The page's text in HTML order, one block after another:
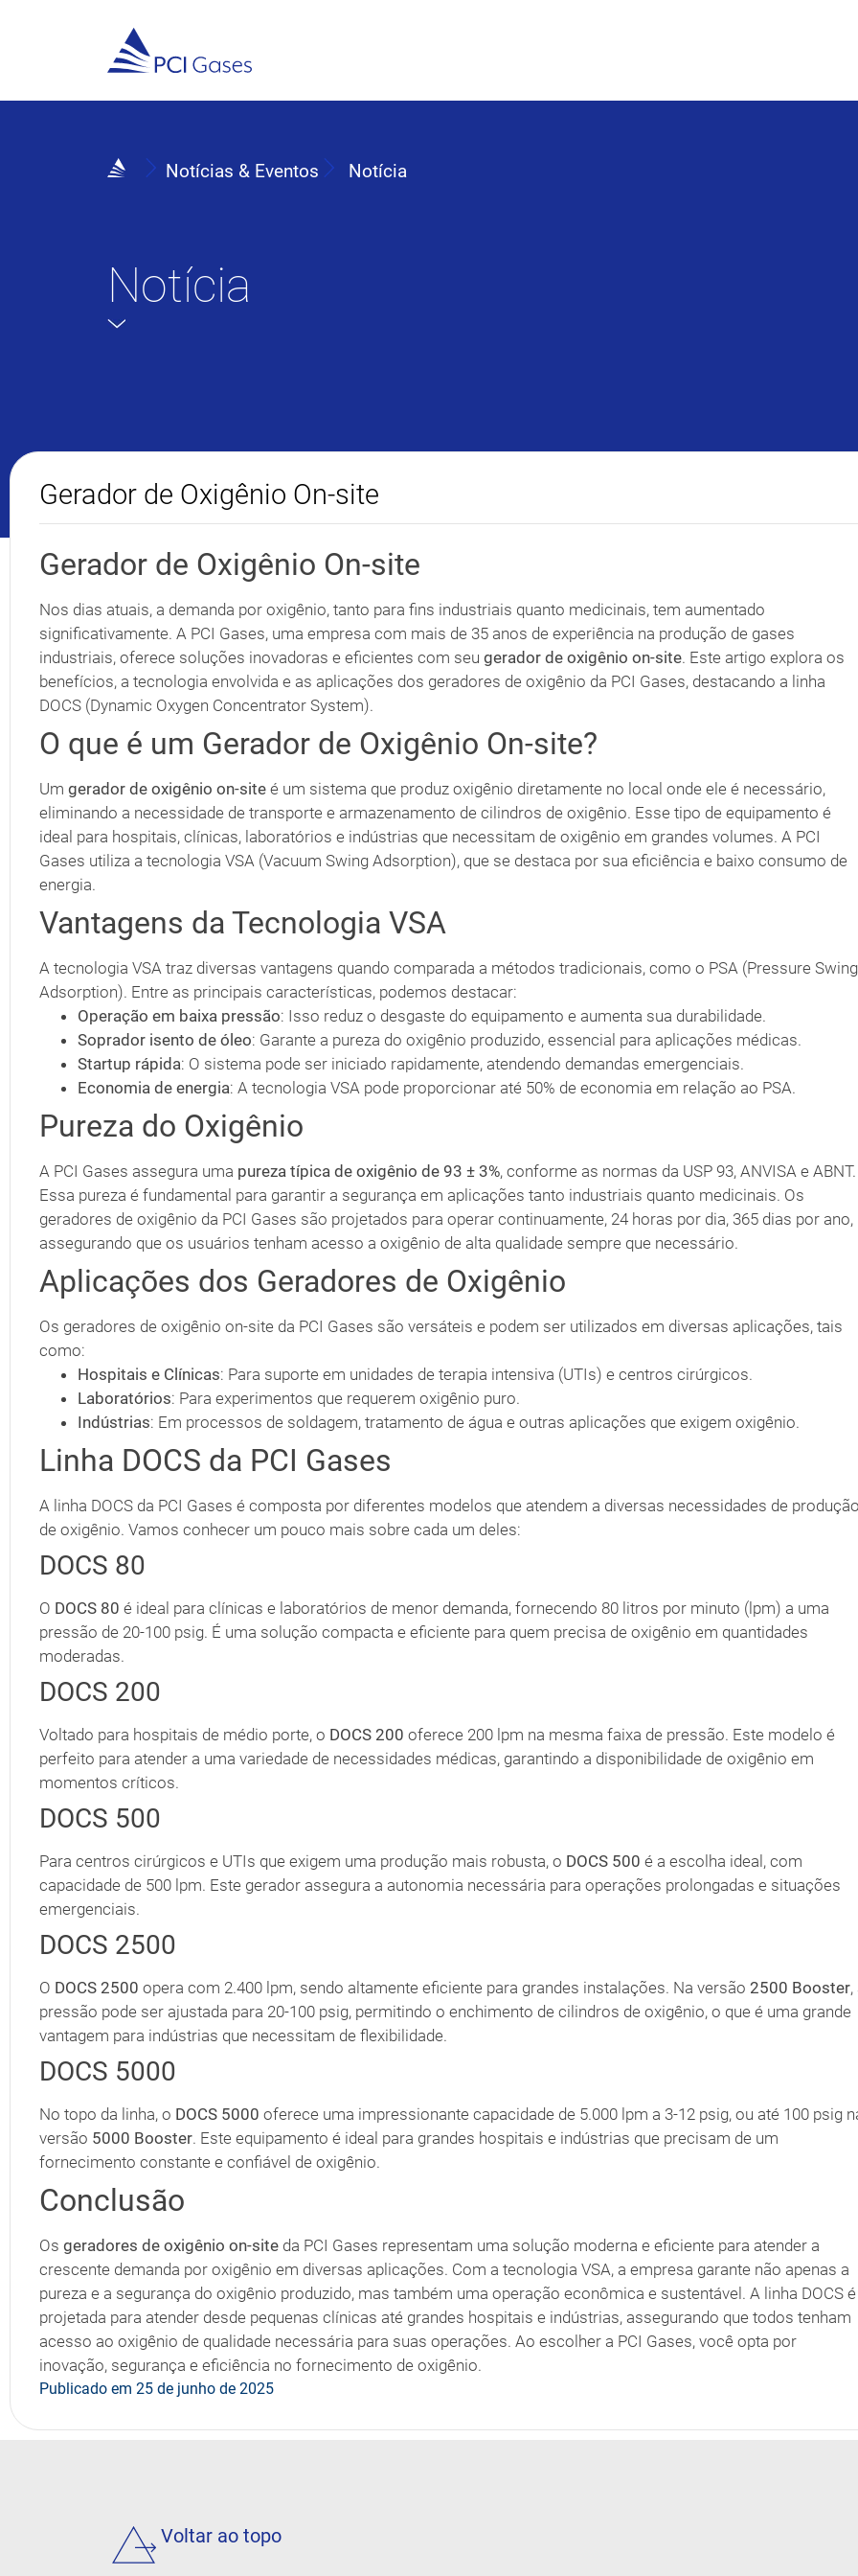
Notícias & Eventos Notícia
Notícia
Gerador de Oxigênio On-site
Gerador de Oxigênio On-site
Nos dias atuais, a demanda por oxigênio, tanto para fins industriais quanto medicinais, tem aumentado
significativamente. A PCI Gases, uma empresa com mais de 35 anos de experiência na produção de gases
industriais, oferece soluções inovadoras e eficientes com seu gerador de oxigênio on-site. Este artigo explora os
benefícios, a tecnologia envolvida e as aplicações dos geradores de oxigênio da PCI Gases, destacando a linha
DOCS (Dynamic Oxygen Concentrator System).
O que é um Gerador de Oxigênio On-site?
Um gerador de oxigênio on-site é um sistema que produz oxigênio diretamente no local onde ele é necessário,
eliminando a necessidade de transporte e armazenamento de cilindros de oxigênio. Esse tipo de equipamento é
ideal para hospitais, clínicas, laboratórios e indústrias que necessitam de oxigênio em grandes volumes. A PCI
Gases utiliza a tecnologia VSA (Vacuum Swing Adsorption), que se destaca por sua eficiência e baixo consumo de
energia.
Vantagens da Tecnologia VSA
A tecnologia VSA traz diversas vantagens quando comparada a métodos tradicionais, como o PSA (Pressure Swing
Adsorption). Entre as principais características, podemos destacar:
Operação em baixa pressão: Isso reduz o desgaste do equipamento e aumenta sua durabilidade.
Soprador isento de óleo: Garante a pureza do oxigênio produzido, essencial para aplicações médicas.
Startup rápida: O sistema pode ser iniciado rapidamente, atendendo demandas emergenciais.
Economia de energia: A tecnologia VSA pode proporcionar até 50% de economia em relação ao PSA.
Pureza do Oxigênio
A PCI Gases assegura uma pureza típica de oxigênio de 93 ± 3%, conforme as normas da USP 93, ANVISA e ABNT.
Essa pureza é fundamental para garantir a segurança em aplicações tanto industriais quanto medicinais. Os
geradores de oxigênio da PCI Gases são projetados para operar continuamente, 24 horas por dia, 365 dias por ano,
assegurando que os usuários tenham acesso a oxigênio de alta qualidade sempre que necessário.
Aplicações dos Geradores de Oxigênio
Os geradores de oxigênio on-site da PCI Gases são versáteis e podem ser utilizados em diversas aplicações, tais
como:
Hospitais e Clínicas: Para suporte em unidades de terapia intensiva (UTIs) e centros cirúrgicos.
Laboratórios: Para experimentos que requerem oxigênio puro.
Indústrias: Em processos de soldagem, tratamento de água e outras aplicações que exigem oxigênio.
Linha DOCS da PCI Gases
A linha DOCS da PCI Gases é composta por diferentes modelos que atendem a diversas necessidades de
de oxigênio. Vamos conhecer um pouco mais sobre cada um deles:
DOCS 80
O DOCS 80 é ideal para clínicas e laboratórios de menor demanda, fornecendo 80 litros por minuto (lpm) a uma
pressão de 20-100 psig. É uma solução compacta e eficiente para quem precisa de oxigênio em quantidades
moderadas.
DOCS 200
Voltado para hospitais de médio porte, o DOCS 200 oferece 200 lpm na mesma faixa de pressão. Este modelo é
perfeito para atender a uma variedade de necessidades médicas, garantindo a disponibilidade de oxigênio em
momentos críticos.
DOCS 500
Para centros cirúrgicos e UTIs que exigem uma produção mais robusta, o DOCS 500 é a escolha ideal, com
capacidade de 500 lpm. Este gerador assegura a autonomia necessária para operações prolongadas e situações
emergenciais.
DOCS 2500
O DOCS 2500 opera com 2.400 lpm, sendo altamente eficiente para grandes instalações. Na versão 2500 Booster,
pressão pode ser ajustada para 20-100 psig, permitindo o enchimento de cilindros de oxigênio, o que é uma grande
vantagem para indústrias que necessitam de flexibilidade.
DOCS 5000
No topo da linha, o DOCS 5000 oferece uma impressionante capacidade de 5.000 lpm a 3-12 psig, ou até 100 psig
versão 5000 Booster. Este equipamento é ideal para grandes hospitais e indústrias que precisam de um
fornecimento constante e confiável de oxigênio.
Conclusão
Os geradores de oxigênio on-site da PCI Gases representam uma solução moderna e eficiente para atender a
crescente demanda por oxigênio em diversas aplicações. Com a tecnologia VSA, a empresa garante não apenas a
pureza e a segurança do oxigênio produzido, mas também uma operação econômica e sustentável. A linha DOCS é
projetada para atender desde pequenas clínicas até grandes hospitais e indústrias, assegurando que todos tenham
acesso ao oxigênio de qualidade necessária para suas operações. Ao escolher a PCI Gases, você opta por
inovação, segurança e eficiência no fornecimento de oxigênio.
Publicado em 25 de junho de 2025
Voltar ao topo